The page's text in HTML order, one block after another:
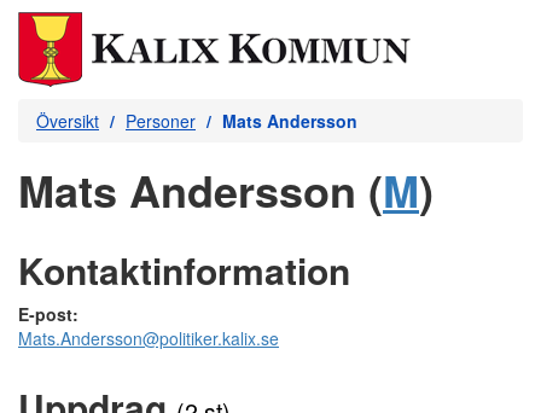
Översikt Personer Mats Andersson
Mats Andersson (M)
Kontaktinformation
E-post:
Mats.Andersson@politiker.kalix.se